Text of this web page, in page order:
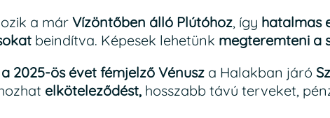
a már Vízöntőben álló Plútóhoz, így hatalmas
beindítva. Képesek lehetünk megteremteni a
a 2025-ös évet fémjelző Vénusz a Halakban járó
elköteleződést, hosszabb távú terveket,